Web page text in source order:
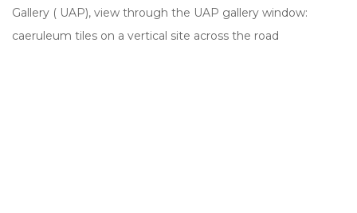
Gallery ( UAP), view through the UAP gallery window:
caeruleum tiles on a vertical site across the road